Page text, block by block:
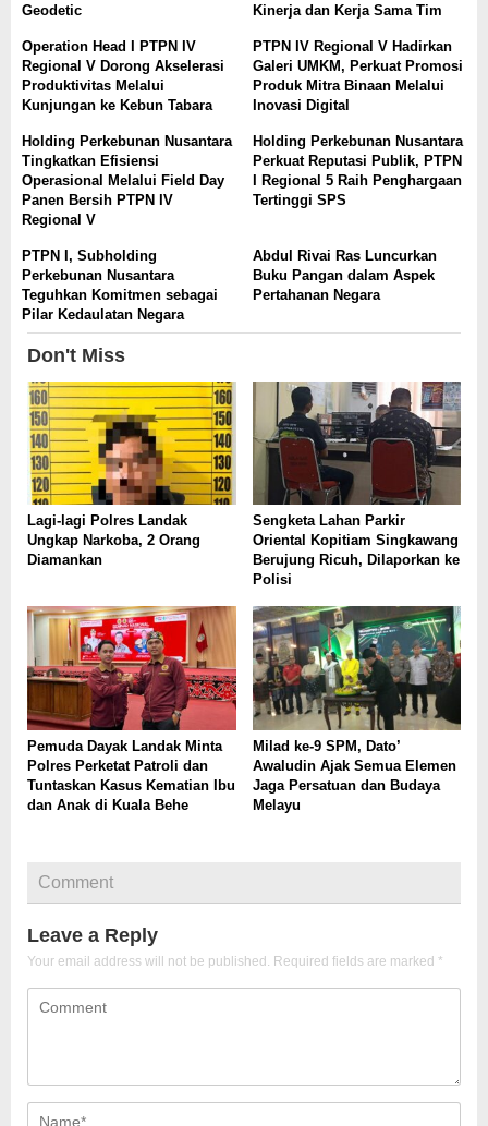
Geodetic
Kinerja dan Kerja Sama Tim
Operation Head I PTPN IV
Regional V Dorong Akselerasi
Produktivitas Melalui
Kunjungan ke Kebun Tabara
PTPN IV Regional V Hadirkan
Galeri UMKM, Perkuat Promosi
Produk Mitra Binaan Melalui
Inovasi Digital
Holding Perkebunan Nusantara
Tingkatkan Efisiensi
Operasional Melalui Field Day
Panen Bersih PTPN IV
Regional V
Holding Perkebunan Nusantara
Perkuat Reputasi Publik, PTPN
I Regional 5 Raih Penghargaan
Tertinggi SPS
PTPN I, Subholding
Perkebunan Nusantara
Teguhkan Komitmen sebagai
Pilar Kedaulatan Negara
Abdul Rivai Ras Luncurkan
Buku Pangan dalam Aspek
Pertahanan Negara
Don't Miss
Lagi-lagi Polres Landak
Ungkap Narkoba, 2 Orang
Diamankan
Sengketa Lahan Parkir
Oriental Kopitiam Singkawang
Berujung Ricuh, Dilaporkan ke
Polisi
Pemuda Dayak Landak Minta
Polres Perketat Patroli dan
Tuntaskan Kasus Kematian Ibu
dan Anak di Kuala Behe
Milad ke-9 SPM, Dato’
Awaludin Ajak Semua Elemen
Jaga Persatuan dan Budaya
Melayu
Comment
Leave a Reply
Your email address will not be published. Required fields are marked *